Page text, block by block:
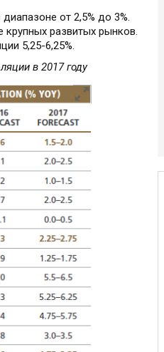
от 2,5% до 3%.
крупных развитых рынков.
5,25-6,25%.
в 2017 году